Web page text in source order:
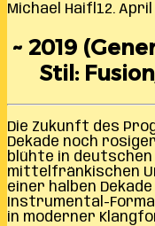
Michael Haifl 12. April
~ 2019
Stil:
Die Zukunft des
Dekade noch
blühte in deutschen
mittelfränkischen
einer halben
Instrumental-
in moderner